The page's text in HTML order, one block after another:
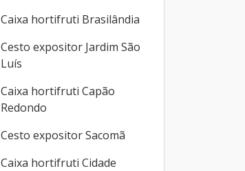
Caixa hortifruti Brasilândia
Cesto expositor Jardim São
Luís
Caixa hortifruti Capão
Redondo
Cesto expositor Sacomã
Caixa hortifruti Cidade